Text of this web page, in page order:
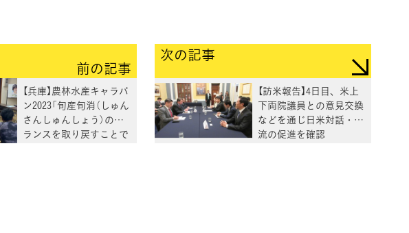
前の記事
【兵庫】農林水産キャラバ
ン2023「旬産旬消（しゅん
さんしゅんしょう）のバ
ランスを取り戻すことで
次の記事
【訪米報告】4日目、米上
下両院議員との意見交換
などを通じ日米対話・交
流の促進を確認